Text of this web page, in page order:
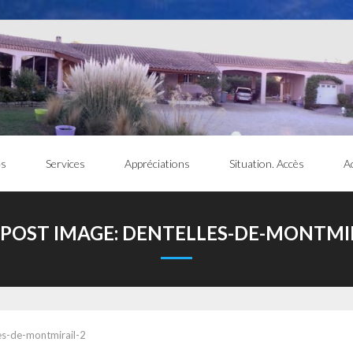
Services Appréciations Situation. Accès
IMAGE: DENTELLES-DE-
de-montmirail-2